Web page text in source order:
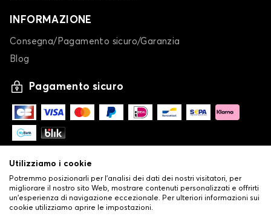
INFORMAZIONE
Consegna/Pagamento sicuro/Garanzia
Blog
Pagamento sicuro
Utilizziamo i cookie
Potremmo posizionarli per l'analisi dei dati dei nostri visitatori, per
migliorare il nostro sito Web, mostrare contenuti personalizzati e offrirti
un'esperienza di navigazione eccezionale. Per ulteriori informazioni sui
cookie utilizziamo aprire le impostazioni.